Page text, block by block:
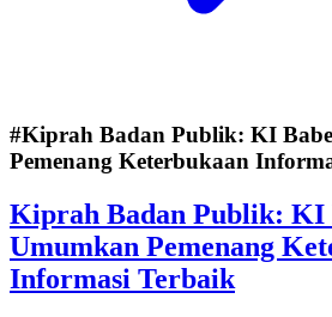
#Kiprah Badan Publik: KI
Pemenang Keterbukaan
Kiprah Badan Publik: KI
Umumkan Pemenang
Informasi Terbaik